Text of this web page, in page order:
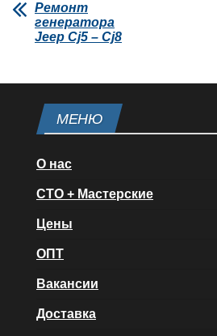
Ремонт
генератора
Jeep Cj5 – Cj8
МЕНЮ
О нас
СТО + Мастерские
Цены
ОПТ
Вакансии
Доставка